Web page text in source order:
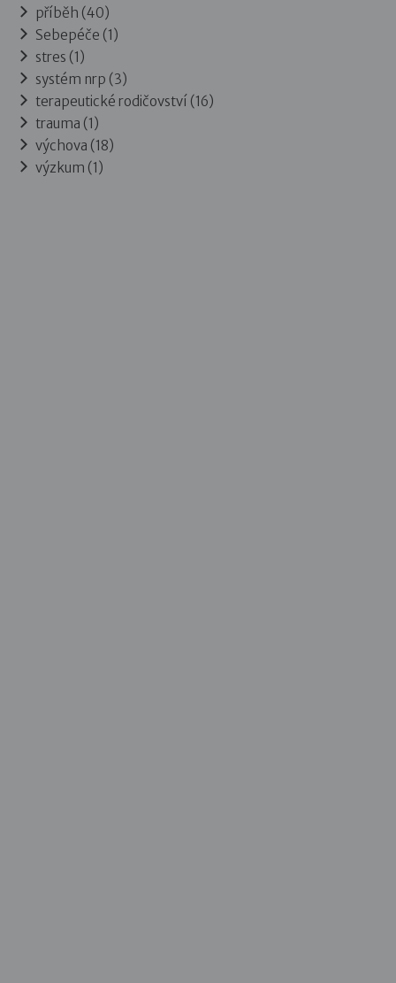
příběh (40)
Sebepéče (1)
stres (1)
systém nrp (3)
terapeutické rodičovství (16)
trauma (1)
výchova (18)
výzkum (1)